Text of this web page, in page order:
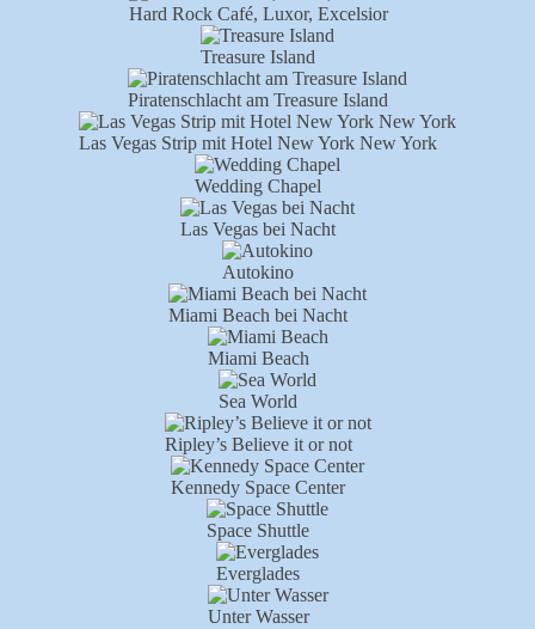
Hard Rock Café, Luxor, Excelsior
Treasure Island
Piratenschlacht am Treasure Island
Las Vegas Strip mit Hotel New York New York
Wedding Chapel
Las Vegas bei Nacht
Autokino
Miami Beach bei Nacht
Miami Beach
Sea World
Ripley’s Believe it or not
Kennedy Space Center
Space Shuttle
Everglades
Unter Wasser